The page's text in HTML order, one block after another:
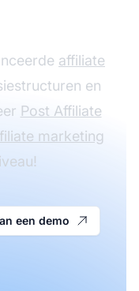
affiliate
en
Post Affiliate
marketing
een demo